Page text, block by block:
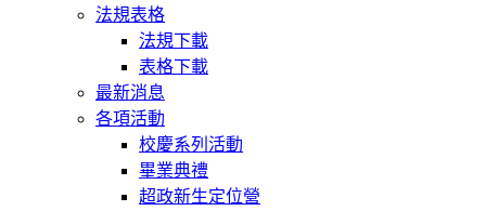
法規表格
法規下載
表格下載
最新消息
各項活動
校慶系列活動
畢業典禮
超政新生定位營